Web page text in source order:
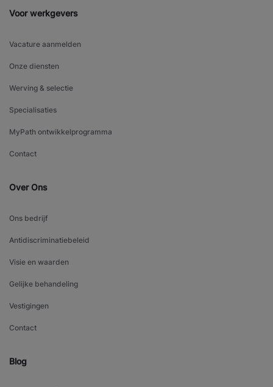
Voor werkgevers
Vacature aanmelden
Onze diensten
Werving & selectie
Specialisaties
MyPath ontwikkelprogramma
Contact
Over Ons
Ons bedrijf
Antidiscriminatiebeleid
Visie en waarden
Gelijke behandeling
Vestigingen
Contact
Blog